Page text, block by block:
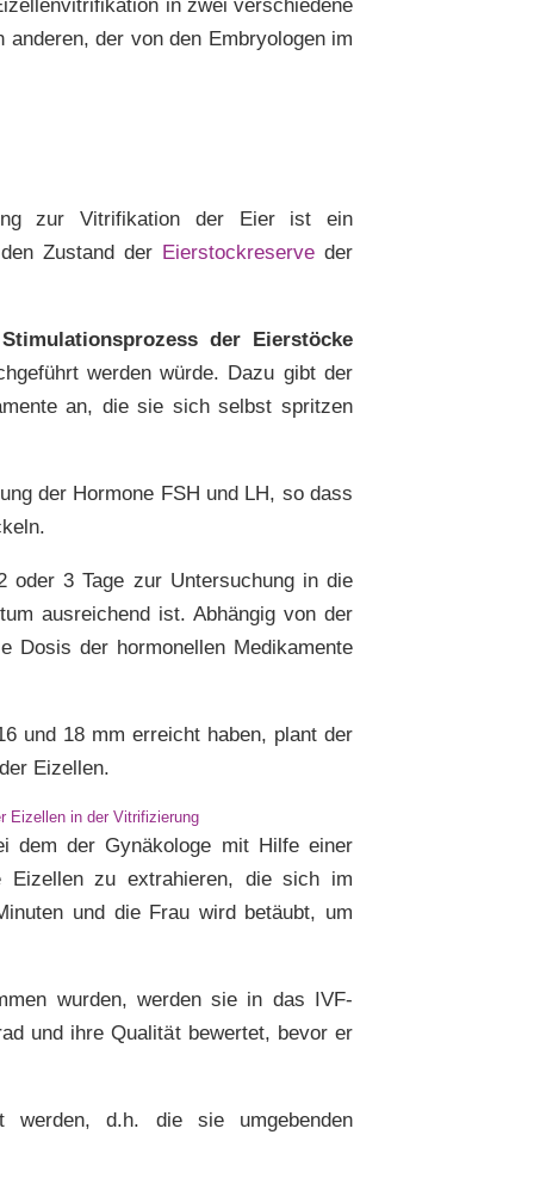
in zwei verschiedene
der von den Embryologen im
zur Vitrifikation der Eier ist ein
Zustand der Eierstockreserve der
der Eierstöcke
werden würde. Dazu gibt der
an, die sie sich selbst spritzen
der Hormone FSH und LH, so dass
oder 3 Tage zur Untersuchung in die
ausreichend ist. Abhängig von der
Dosis der hormonellen Medikamente
und 18 mm erreicht haben, plant der
Eizellen.
Eizellen in der Vitrifizierung
der Gynäkologe mit Hilfe einer
Eizellen zu extrahieren, die sich im
und die Frau wird betäubt, um
wurden, werden sie in das IVF-
und ihre Qualität bewertet, bevor er
werden, d.h. die sie umgebenden